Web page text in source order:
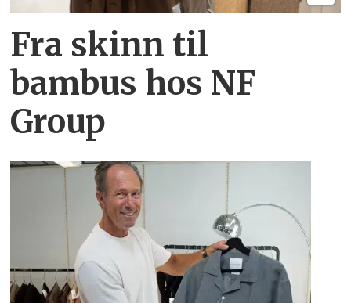
Fra skinn til
bambus hos NF
Group